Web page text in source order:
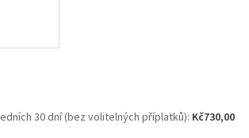
30 dní (bez volitelných příplatků): Kč730,00